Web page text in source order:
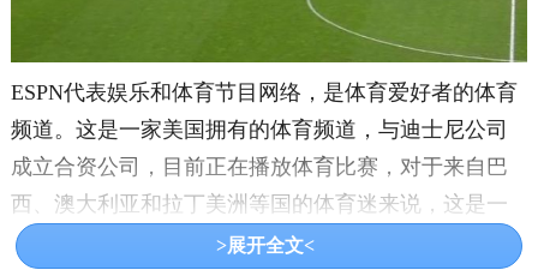
ESPN代表娱乐和体育节目网络，是体育爱好者的体育
频道。这是一家美国拥有的体育频道，与迪士尼公司
成立合资公司，目前正在播放体育比赛，对于来自巴
西、澳大利亚和拉丁美洲等国的体育迷来说，这是一
个最好的体育频道。
>展开全文<